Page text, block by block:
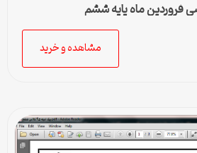
فروردین ماه پایه ششم
مشاهده و خرید